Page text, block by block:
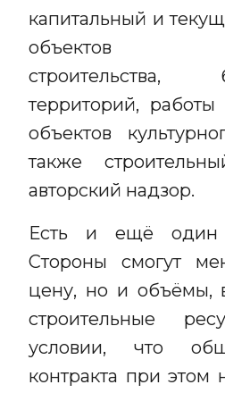
капитальный и
объектов
строительства,
территорий,
объектов
также
авторский надзор.
Есть и ещё один
Стороны смогут
цену, но и объёмы,
строительные
условии, что
контракта при этом